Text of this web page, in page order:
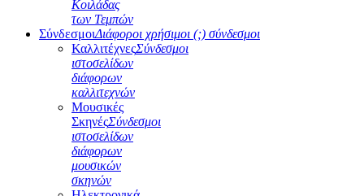
Κοιλάδας
των Τεμπών
ΣύνδεσμοιΔιάφοροι χρήσιμοι (;) σύνδεσμοι
ΚαλλιτέχνεςΣύνδεσμοι
ιστοσελίδων
διάφορων
καλλιτεχνών
Μουσικές
ΣκηνέςΣύνδεσμοι
ιστοσελίδων
διάφορων
μουσικών
σκηνών